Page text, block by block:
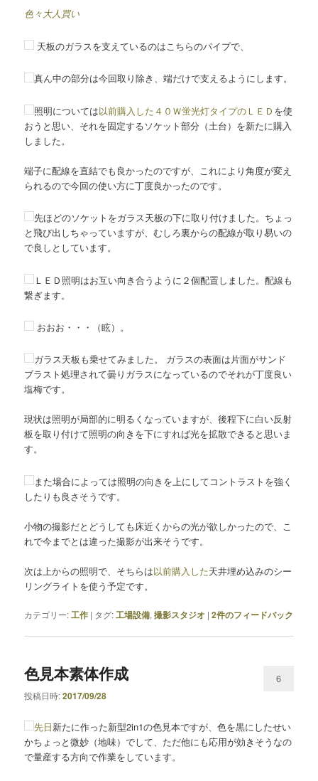
色々大人買い
天板のガラスを支えているのはこちらのパイプで、
真ん中の部分は今回取り除き、端だけで支えるようにします。
照明については以前購入した４０Ｗ蛍光灯タイプのＬＥＤ を使
おうと思い、それを固定するソケット部分（土台）を新たに購入
しました。
端子に配線を直結でも良かったのですが、これにより角度が変え
られるので今回の使い方に丁度良かったのです。
先ほどのソケットをガラス天板の下に取り付けました。ちょっ
と飛び出しちゃっていますが、むしろ裏からの配線が取り易いの
で良しとしています。
ＬＥＤ照明はお互い向き合うように２個配置しました。配線も
繋ぎます。
おおお・・・（眩）。
ガラス天板も乗せてみました。 ガラスの表面は片面がサンド
ブラスト処理されて曇りガラスになっているのでそれが丁度良い
塩梅です。
現状は照明が局部的に明るくなっていますが、後程下に白い反射
板を取り付けて照明の向きを下にすれば光を拡散できると思いま
す。
また場合によっては照明の向きを上にしてコントラストを強く
したりも良さそうです。
小物の撮影だとどうしても床近くからの光が欲しかったので、こ
れで今までとは違った撮影が出来そうです。
次は上からの照明で、そちらは以前購入した天井埋め込みのシー
リングライトを使う予定です。
カテゴリー:工作 | タグ:工場設備,撮影スタジオ |2件のフィードバック
色見本素体作成
投稿日時:2017/09/28
6
先日新たに作った新型2in1の色見本ですが、色を黒にしたせい
かちょっと微妙（地味）でして、ただ他にも応用が効きそうなの
で量産する方向で作業をしています。